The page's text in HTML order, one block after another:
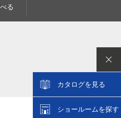
る
カタログを見る
ショールームを探す